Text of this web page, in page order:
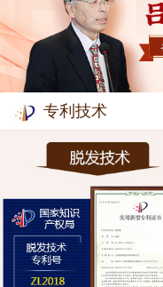
专利技术